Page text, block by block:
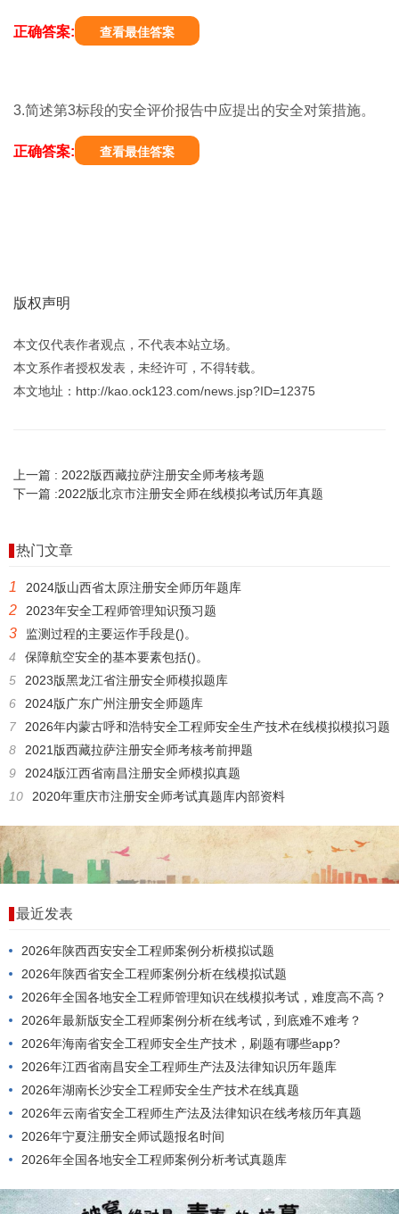
正确答案: 查看最佳答案
3.简述第3标段的安全评价报告中应提出的安全对策措施。
正确答案: 查看最佳答案
版权声明
本文仅代表作者观点，不代表本站立场。
本文系作者授权发表，未经许可，不得转载。
本文地址：http://kao.ock123.com/news.jsp?ID=12375
上一篇 : 2022版西藏拉萨注册安全师考核考题
下一篇 :2022版北京市注册安全师在线模拟考试历年真题
热门文章
1 2024版山西省太原注册安全师历年题库
2 2023年安全工程师管理知识预习题
3
监测过程的主要运作手段是()。
4
保障航空安全的基本要素包括()。
5
2023版黑龙江省注册安全师模拟题库
6
2024版广东广州注册安全师题库
7
2026年内蒙古呼和浩特安全工程师安全生产技术在线模拟模拟习题
8
2021版西藏拉萨注册安全师考核考前押题
9
2024版江西省南昌注册安全师模拟真题
10
2020年重庆市注册安全师考试真题库内部资料
最近发表
2026年陕西西安安全工程师案例分析模拟试题
2026年陕西省安全工程师案例分析在线模拟试题
2026年全国各地安全工程师管理知识在线模拟考试，难度高不高？
2026年最新版安全工程师案例分析在线考试，到底难不难考？
2026年海南省安全工程师安全生产技术，刷题有哪些app?
2026年江西省南昌安全工程师生产法及法律知识历年题库
2026年湖南长沙安全工程师安全生产技术在线真题
2026年云南省安全工程师生产法及法律知识在线考核历年真题
2026年宁夏注册安全师试题报名时间
2026年全国各地安全工程师案例分析考试真题库